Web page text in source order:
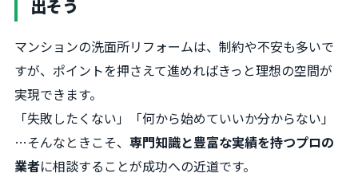
出そう
マンションの洗面所リフォームは、制約や不安も多いで
すが、ポイントを押さえて進めればきっと理想の空間が
実現できます。
「失敗したくない」「何から始めていいか分からない」
…そんなときこそ、 専門知識と豊富な実績を持つプロの
業者に相談することが成功への近道です。